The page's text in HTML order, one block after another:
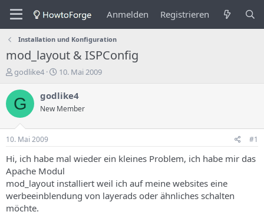
Anmelden Registrieren
Installation und Konfiguration
mod_layout & ISPConfig
E
s
t
e
e
r
d
e
s
T
h
godlike4
E
s
e
n
s
d
a
10. Mai 2009
G godlike4
New Member
10. Mai 2009 #1
Hi, ich habe mal wieder ein kleines Problem, ich habe mir das
Apache Modul
mod_layout installiert weil ich auf meine websites eine
werbeeinblendung von layerads oder ähnliches schalten
möchte.